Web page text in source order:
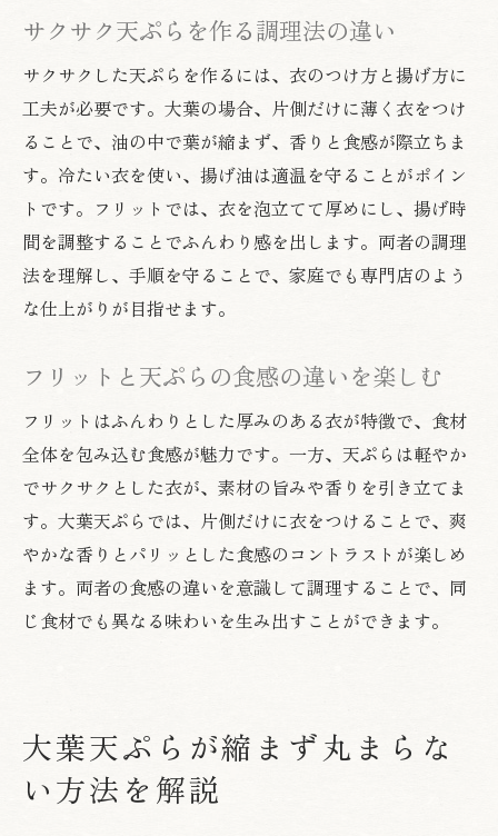
サクサク天ぷらを作る調理法の違い
サクサクした天ぷらを作るには、衣のつけ方と揚げ方に
工夫が必要です。大葉の場合、片側だけに薄く衣をつけ
ることで、油の中で葉が縮まず、香りと食感が際立ちま
す。冷たい衣を使い、揚げ油は適温を守ることがポイン
トです。フリットでは、衣を泡立てて厚めにし、揚げ時
間を調整することでふんわり感を出します。両者の調理
法を理解し、手順を守ることで、家庭でも専門店のよう
な仕上がりが目指せます。
フリットと天ぷらの食感の違いを楽しむ
フリットはふんわりとした厚みのある衣が特徴で、食材
全体を包み込む食感が魅力です。一方、天ぷらは軽やか
でサクサクとした衣が、素材の旨みや香りを引き立てま
す。大葉天ぷらでは、片側だけに衣をつけることで、爽
やかな香りとパリッとした食感のコントラストが楽しめ
ます。両者の食感の違いを意識して調理することで、同
じ食材でも異なる味わいを生み出すことができます。
大葉天ぷらが縮まず丸まらな
い方法を解説